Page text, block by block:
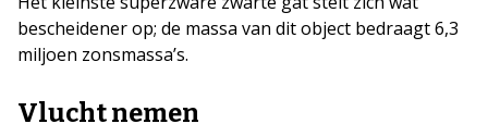
bescheidener op; de massa van dit object bedraagt 6,3
miljoen zonsmassa’s.
Vlucht nemen